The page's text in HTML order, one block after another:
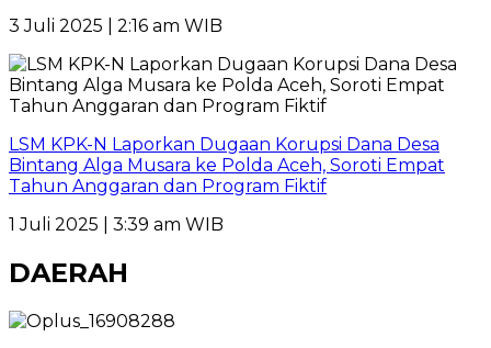
3 Juli 2025 | 2:16 am WIB
LSM KPK-N Laporkan Dugaan Korupsi Dana Desa
Bintang Alga Musara ke Polda Aceh, Soroti Empat
Tahun Anggaran dan Program Fiktif
1 Juli 2025 | 3:39 am WIB
DAERAH